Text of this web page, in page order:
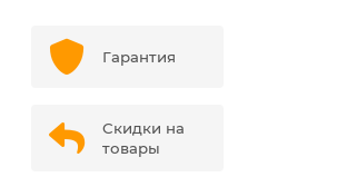
Гарантия
Скидки на
товары